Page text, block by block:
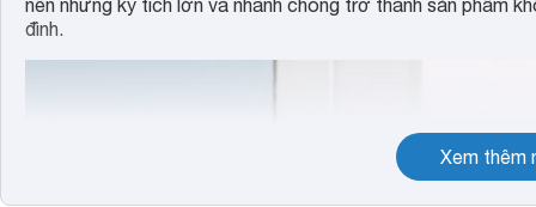
nên những kỳ tích lớn và nhanh chóng trở thành sản phẩm
đình.
Xem thêm